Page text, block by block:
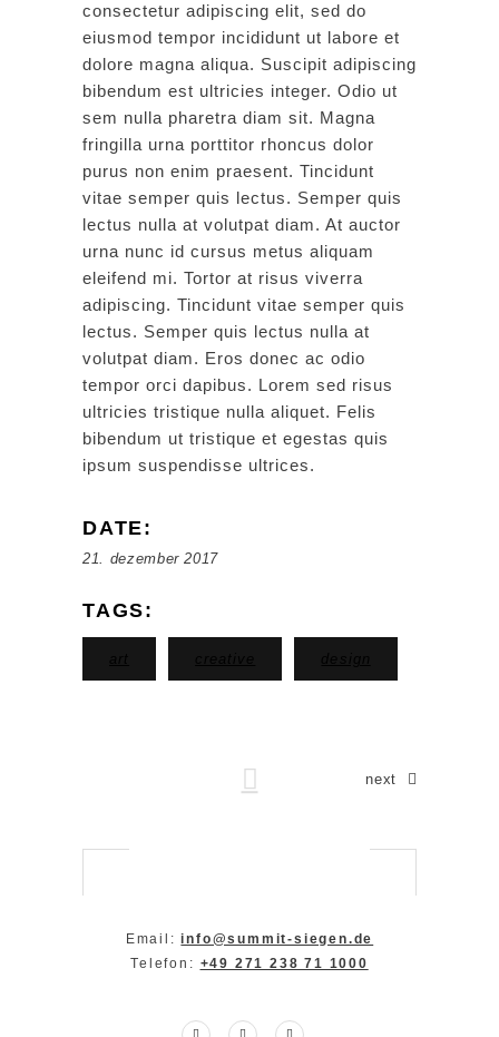
consectetur adipiscing elit, sed do
eiusmod tempor incididunt ut labore et
dolore magna aliqua. Suscipit adipiscing
bibendum est ultricies integer. Odio ut
sem nulla pharetra diam sit. Magna
fringilla urna porttitor rhoncus dolor
purus non enim praesent. Tincidunt
vitae semper quis lectus. Semper quis
lectus nulla at volutpat diam. At auctor
urna nunc id cursus metus aliquam
eleifend mi. Tortor at risus viverra
adipiscing. Tincidunt vitae semper quis
lectus. Semper quis lectus nulla at
volutpat diam. Eros donec ac odio
tempor orci dapibus. Lorem sed risus
ultricies tristique nulla aliquet. Felis
bibendum ut tristique et egestas quis
ipsum suspendisse ultrices.
DATE:
21. dezember 2017
TAGS:
next
Email:info@summit-siegen.de
Telefon: +49 271 238 71 1000